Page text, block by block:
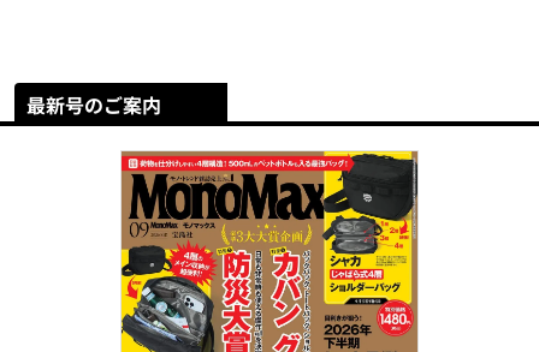
最新号のご案内